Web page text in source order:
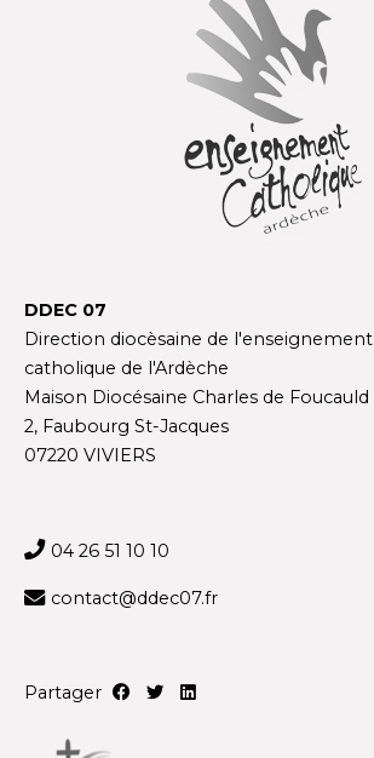
DDEC 07
Direction diocèsaine de l'enseignement
catholique de l'Ardèche
Maison Diocésaine Charles de Foucauld
2, Faubourg St-Jacques
07220 VIVIERS
04 26 51 10 10
contact@ddec07.fr
Partager